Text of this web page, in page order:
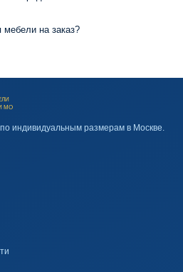
мебели на заказ?
МО
индивидуальным размерам в Москве.